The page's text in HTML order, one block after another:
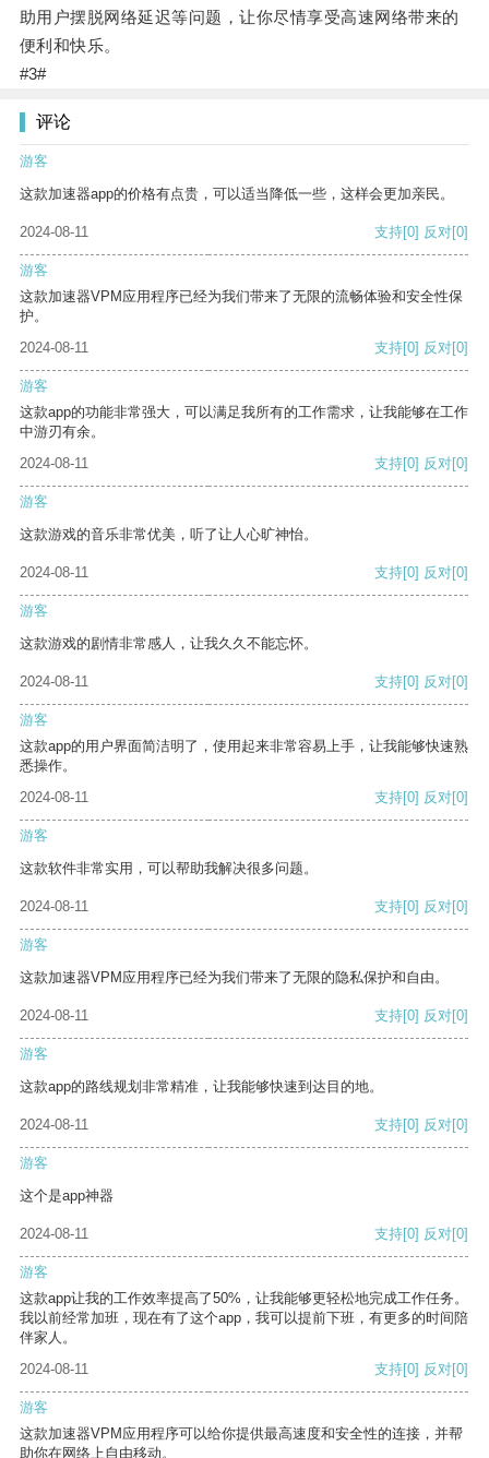
助用户摆脱网络延迟等问题，让你尽情享受高速网络带来的
便利和快乐。
#3#
评论
游客
这款加速器app的价格有点贵，可以适当降低一些，这样会更加亲民。
2024-08-11 支持[0] 反对[0]
游客
这款加速器VPM应用程序已经为我们带来了无限的流畅体验和安全性保
护。
2024-08-11
支持[0] 反对[0]
游客
这款app的功能非常强大，可以满足我所有的工作需求，让我能够在工作
中游刃有余。
2024-08-11
支持[0] 反对[0]
游客
这款游戏的音乐非常优美，听了让人心旷神怡。
2024-08-11 支持[0] 反对[0]
游客
这款游戏的剧情非常感人，让我久久不能忘怀。
2024-08-11 支持[0] 反对[0]
游客
这款app的用户界面简洁明了，使用起来非常容易上手，让我能够快速熟
悉操作。
2024-08-11
支持[0] 反对[0]
游客
这款软件非常实用，可以帮助我解决很多问题。
2024-08-11 支持[0] 反对[0]
游客
这款加速器VPM应用程序已经为我们带来了无限的隐私保护和自由。
2024-08-11 支持[0] 反对[0]
游客
这款app的路线规划非常精准，让我能够快速到达目的地。
2024-08-11 支持[0] 反对[0]
游客
这个是app神器
2024-08-11 支持[0] 反对[0]
游客
这款app让我的工作效率提高了50%，让我能够更轻松地完成工作任务。
我以前经常加班，现在有了这个app，我可以提前下班，有更多的时间陪
伴家人。
2024-08-11
支持[0] 反对[0]
游客
这款加速器VPM应用程序可以给你提供最高速度和安全性的连接，并帮
助你在网络上自由移动。